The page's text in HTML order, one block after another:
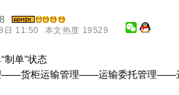
日 11:50 本文热度 19529
制单”状态
——货柜运输管理——运输委托管理——